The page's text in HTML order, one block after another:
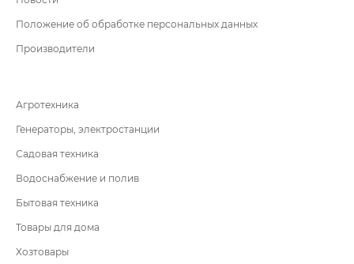
Положение об обработке персональных данных
Производители
Агротехника
Генераторы, электростанции
Садовая техника
Водоснабжение и полив
Бытовая техника
Товары для дома
Хозтовары